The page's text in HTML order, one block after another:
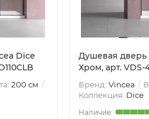
Dice
200 см
Душевая дверь
Хром, арт. VDS-
Бренд: Vincea
Коллекция: Dice